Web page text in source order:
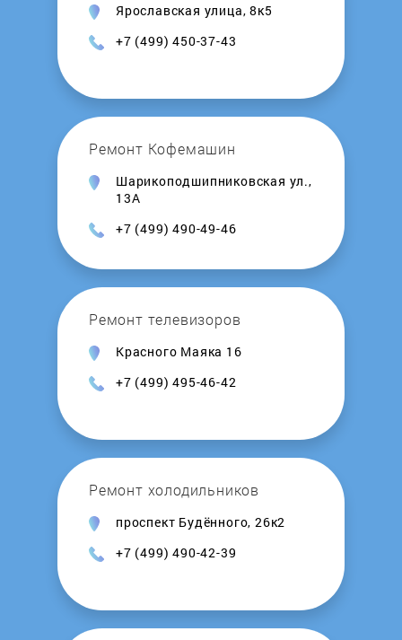
Ярославская улица, 8к5
+7 (499) 450-37-43
Ремонт Кофемашин
Шарикоподшипниковская ул.,
13А
+7 (499) 490-49-46
Ремонт телевизоров
Красного Маяка 16
+7 (499) 495-46-42
Ремонт холодильников
проспект Будённого, 26к2
+7 (499) 490-42-39